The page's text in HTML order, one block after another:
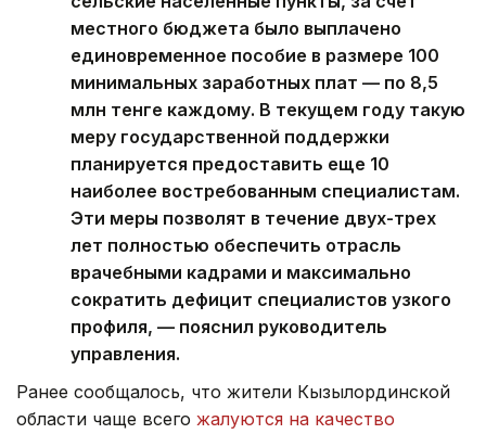
местного бюджета было выплачено
единовременное пособие в размере 100
минимальных заработных плат — по 8,5
млн тенге каждому. В текущем году такую
меру государственной поддержки
планируется предоставить еще 10
наиболее востребованным специалистам.
Эти меры позволят в течение двух-трех
лет полностью обеспечить отрасль
врачебными кадрами и максимально
сократить дефицит специалистов узкого
профиля, — пояснил руководитель
управления.
Ранее сообщалось, что жители Кызылординской
области чаще всего жалуются на качество